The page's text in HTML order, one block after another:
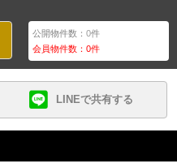
公開物件数：0件
会員物件数：0件
LINEで共有する